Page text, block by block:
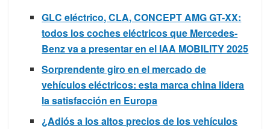
GLC eléctrico, CLA, CONCEPT AMG GT-XX:
todos los coches eléctricos que Mercedes-
Benz va a presentar en el IAA MOBILITY 2025
Sorprendente giro en el mercado de
vehículos eléctricos: esta marca china lidera
la satisfacción en Europa
¿Adiós a los altos precios de los vehículos